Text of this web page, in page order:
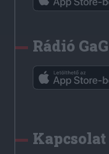
Rádió
Kapcsolat